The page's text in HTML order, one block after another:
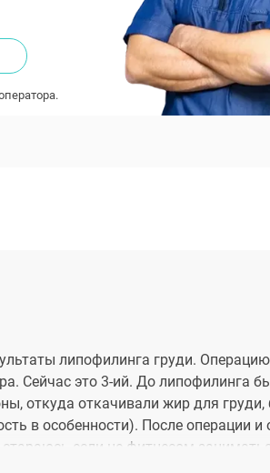
липофилинга груди.
Сейчас это 3-ий. До липофилинга
откуда откачивали жир для
в особенности). После операции
если не фитнесом
большая заслуга!